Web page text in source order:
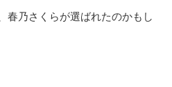
春乃さくらが選ばれたのかもし